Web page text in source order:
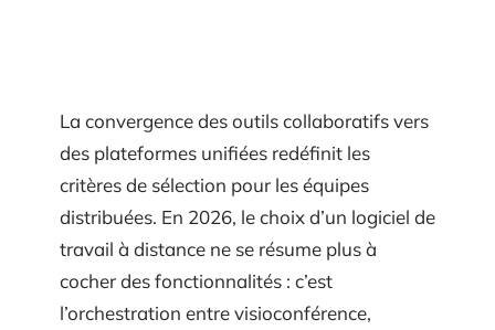
La convergence des outils collaboratifs vers
des plateformes unifiées redéfinit les
critères de sélection pour les équipes
distribuées. En 2026, le choix d’un logiciel de
travail à distance ne se résume plus à
cocher des fonctionnalités : c’est
l’orchestration entre visioconférence,